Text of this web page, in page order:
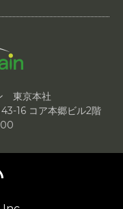
東京本社
16 コア本郷ビル2階